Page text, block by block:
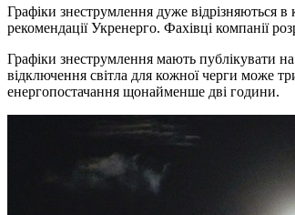
Графіки знеструмлення дуже відрізняються
рекомендації Укренерго. Фахівці компанії
Графіки знеструмлення мають публікувати
відключення світла для кожної черги може
енергопостачання щонайменше дві години.